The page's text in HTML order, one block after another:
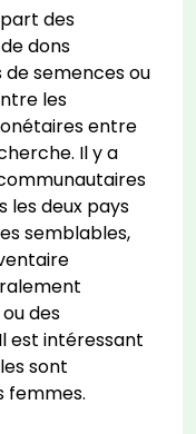
des
dons
semences ou
les
entre
Il y a
les deux pays
semblables,
des
est intéressant
sont
femmes.